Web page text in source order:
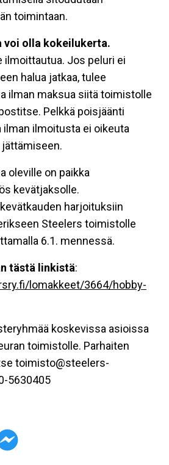
toimintaan.
voi olla kokeilukerta.
ilmoittautua. Jos peluri ei
halua jatkaa, tulee
ilman maksua siitä toimistolle
Pelkkä poisjäänti
ilmoitusta ei oikeuta
jättämiseen.
oleville on paikka
kevätjaksolle.
harjoituksiin
Steelers toimistolle
6.1. mennessä.
tästä linkistä:
lomakkeet/3664/hobby-
koskevissa asioissa
toimistolle. Parhaiten
toimisto@steelers-
5630405